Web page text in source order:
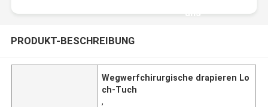
uns
PRODUKT-BESCHREIBUNG
Wegwerfchirurgische drapieren Lo
ch-Tuch
,